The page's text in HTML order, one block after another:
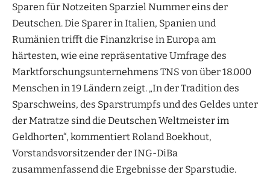
Sparen für Notzeiten Sparziel Nummer eins der
Deutschen. Die Sparer in Italien, Spanien und
Rumänien trifft die Finanzkrise in Europa am
härtesten, wie eine repräsentative Umfrage des
Marktforschungsunternehmens TNS von über 18.000
Menschen in 19 Ländern zeigt. „In der Tradition des
Sparschweins, des Sparstrumpfs und des Geldes unter
der Matratze sind die Deutschen Weltmeister im
Geldhorten“, kommentiert Roland Boekhout,
Vorstandsvorsitzender der ING-DiBa
zusammenfassend die Ergebnisse der Sparstudie.